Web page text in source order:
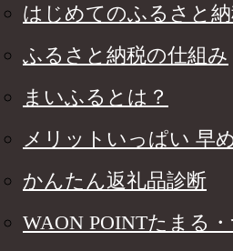
はじめてのふるさと
ふるさと納税の仕組み
まいふるとは？
メリットいっぱい 早
かんたん返礼品診断
WAON POINTたまる